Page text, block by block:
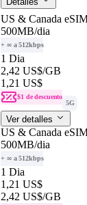
US & Canada
500MB/dia
+ ∞ a 512kbps
1 Dia
2,42 US$/GB
1,21 US$
$1 de descuento
5G
Ver detalles
US & Canada
500MB/dia
+ ∞ a 512kbps
1 Dia
1,21 US$
2,42 US$/GB